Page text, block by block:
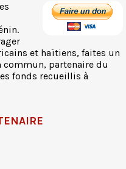
et haïtiens, faites un
commun, partenaire du
fonds recueillis à